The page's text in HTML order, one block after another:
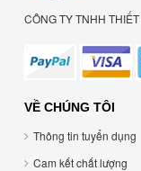
CÔNG TY TNHH
VỀ CHÚNG TÔI
Thông tin tuyển dụng
Cam kết chất lượng